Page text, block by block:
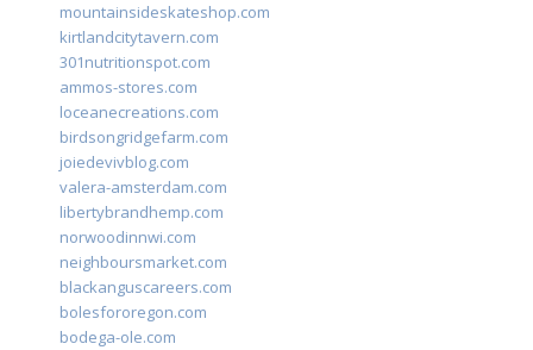
mountainsideskateshop.com
kirtlandcitytavern.com
301nutritionspot.com
ammos-stores.com
loceanecreations.com
birdsongridgefarm.com
joiedevivblog.com
valera-amsterdam.com
libertybrandhemp.com
norwoodinnwi.com
neighboursmarket.com
blackanguscareers.com
bolesfororegon.com
bodega-ole.com